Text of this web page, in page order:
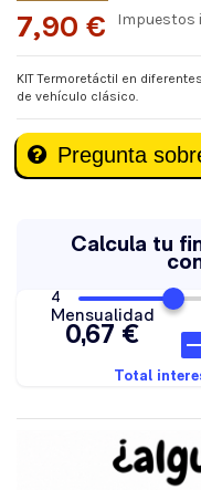
7,90 € Impuestos
KIT Termoretáctil en
de vehículo clásico.
Pregunta